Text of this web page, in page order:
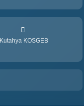
Kutahya KOSGEB